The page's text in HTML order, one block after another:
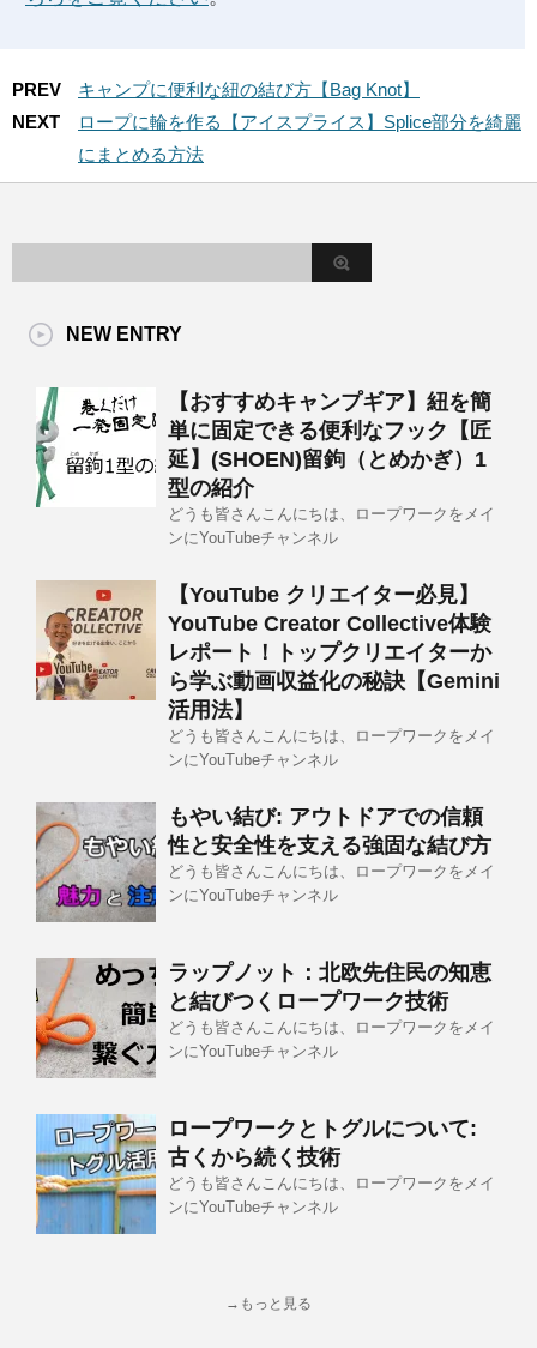
PREV
キャンプに便利な紐の結び方【Bag Knot】
NEXT
ロープに輪を作る【アイスプライス】Splice部分を綺麗
にまとめる方法
NEW ENTRY
【おすすめキャンプギア】紐を簡
単に固定できる便利なフック【匠
延】(SHOEN)留鉤（とめかぎ）1
型の紹介
どうも皆さんこんにちは、ロープワークをメイ
ンにYouTubeチャンネル
【YouTube クリエイター必見】
YouTube Creator Collective体験
レポート！トップクリエイターか
ら学ぶ動画収益化の秘訣【Gemini
活用法】
どうも皆さんこんにちは、ロープワークをメイ
ンにYouTubeチャンネル
もやい結び: アウトドアでの信頼
性と安全性を支える強固な結び方
どうも皆さんこんにちは、ロープワークをメイ
ンにYouTubeチャンネル
ラップノット：北欧先住民の知恵
と結びつくロープワーク技術
どうも皆さんこんにちは、ロープワークをメイ
ンにYouTubeチャンネル
ロープワークとトグルについて:
古くから続く技術
どうも皆さんこんにちは、ロープワークをメイ
ンにYouTubeチャンネル
→もっと見る